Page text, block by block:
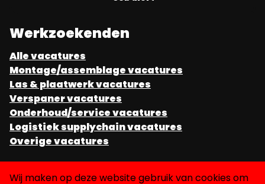
Werkzoekenden
Alle vacatures
Montage/assemblage vacatures
Las & plaatwerk vacatures
Verspaner vacatures
Onderhoud/service vacatures
Logistiek supplychain vacatures
Overige vacatures
Werkgevers
Wij maken op deze website gebruik van cookies om